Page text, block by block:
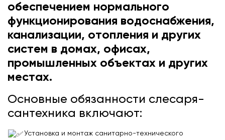
обеспечением нормального
функционирования водоснабжения,
канализации, отопления и других
систем в домах, офисах,
промышленных объектах и других
местах.
Основные обязанности слесаря-
сантехника включают:
Установка и монтаж санитарно-технического